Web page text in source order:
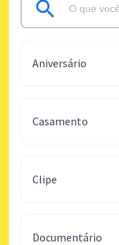
Aniversário
Casamento
Clipe
Documentário